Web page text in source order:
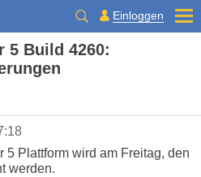
Einloggen
5 Build 4260:
5 Plattform wird am Freitag, den
werden.